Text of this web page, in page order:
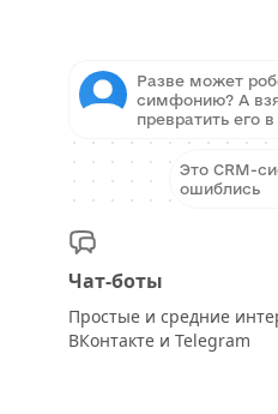
Разве может
симфонию? А
превратить его
Это CRM-
ошиблись
Чат-боты
Простые и средние
ВКонтакте и Telegram